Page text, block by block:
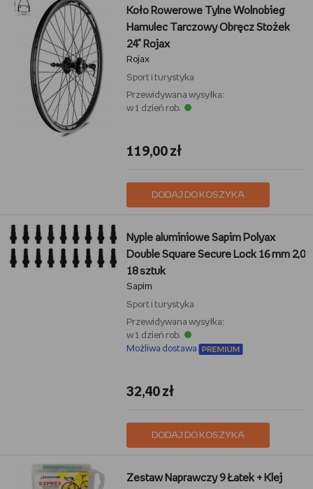
Koło Rowerowe Tylne Wolnobieg
Hamulec Tarczowy Obręcz Stożek
24" Rojax
Rojax
Sport i turystyka
Przewidywana wysyłka:
w 1 dzień rob.
119,00 zł
DODAJ DO KOSZYKA
Nyple aluminiowe Sapim Polyax
Double Square Secure Lock 16 mm 2,0
18 sztuk
Sapim
Sport i turystyka
Przewidywana wysyłka:
w 1 dzień rob.
Możliwa dostawa
32,40 zł
DODAJ DO KOSZYKA
Zestaw Naprawczy 9 Łatek + Klej